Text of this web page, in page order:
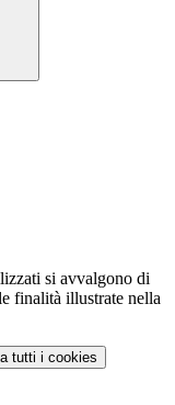
si avvalgono di
finalità illustrate nella
tutti i cookies